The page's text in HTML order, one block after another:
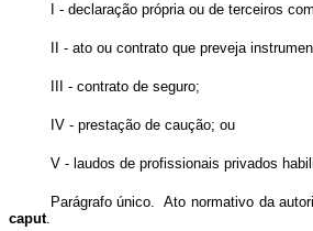
I - declaração própria ou de terceiros
II - ato ou contrato que preveja
III - contrato de seguro;
IV - prestação de caução; ou
V - laudos de profissionais privados
Parágrafo único. Ato normativo da
caput.